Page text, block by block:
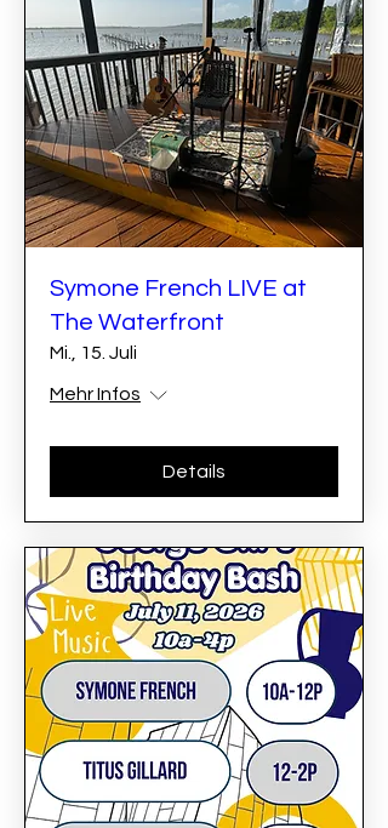
Symone French LIVE at
The Waterfront
Mi., 15. Juli
Mehr Infos
Details